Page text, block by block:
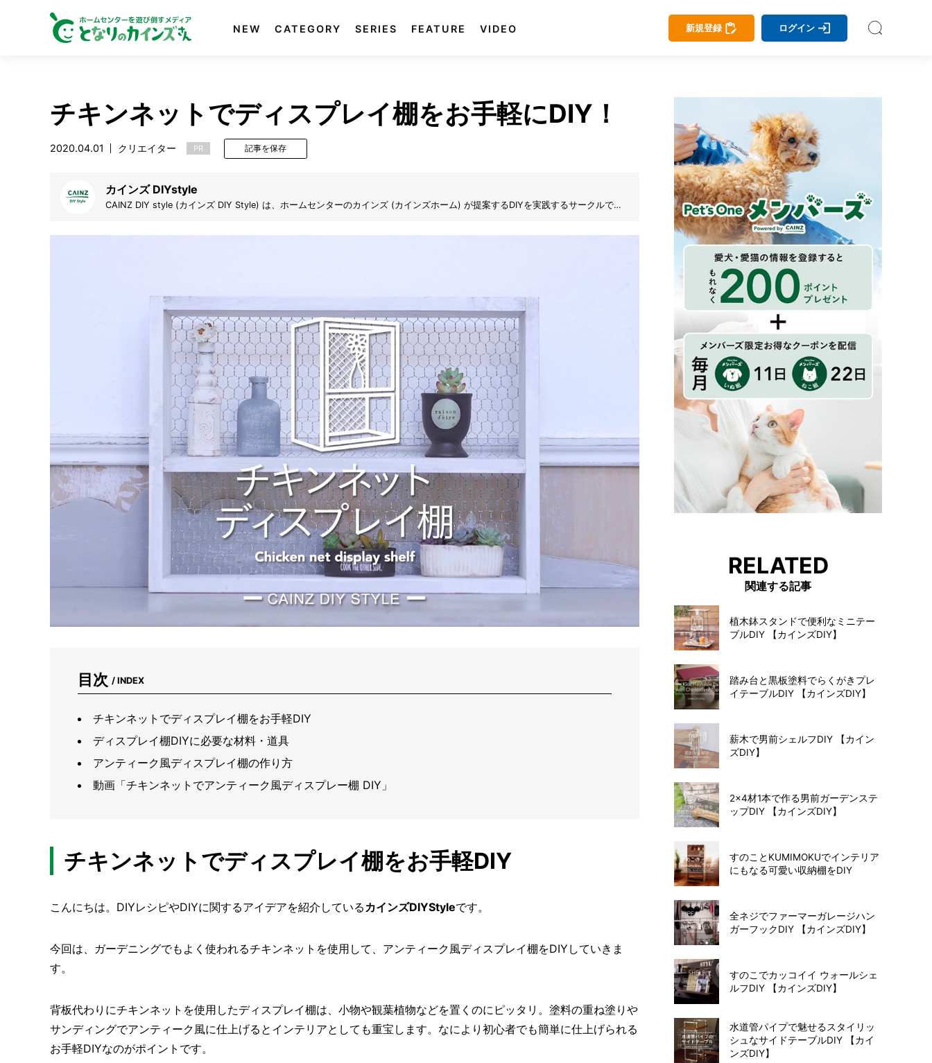
NEW CATEGORY SERIES FEATURE VIDEO 新規登録 ログイン
チキンネットでディスプレイ棚をお手軽にDIY！
2020.04.01 クリエイター PR 記事を保存
カインズ DIYstyle
CAINZ DIY style (カインズ DIY Style) は、ホームセンターのカインズ (カインズホーム) が提案するDIYを実践するサークルで
目次 / INDEX
チキンネットでディスプレイ棚をお手軽DIY
ディスプレイ棚DIYに必要な材料・道具
アンティーク風ディスプレイ棚の作り方
動画「チキンネットでアンティーク風ディスプレー棚 DIY」
チキンネットでディスプレイ棚をお手軽DIY
こんにちは。DIYレシピやDIYに関するアイデアを紹介しているカインズDIYStyleです。
今回は、ガーデニングでもよく使われるチキンネットを使用して、アンティーク風ディスプレイ棚をDIYしていきま
す。
背板代わりにチキンネットを使用したディスプレイ棚は、小物や観葉植物などを置くのにピッタリ。塗料の重ね塗りや
サンディングでアンティーク風に仕上げるとインテリアとしても重宝します。なにより初心者でも簡単に仕上げられる
お手軽DIYなのがポイントです。
RELATED
関連する記事
植木鉢スタンドで便利なミニテー
ブルDIY 【カインズDIY】
踏み台と黒板塗料でらくがきプレ
イテーブルDIY 【カインズDIY】
薪木で男前シェルフDIY 【カイン
ズDIY】
2×4材1本で作る男前ガーデンステ
ップDIY 【カインズDIY】
すのことKUMIMOKUでインテリア
にもなる可愛い収納棚をDIY
全ネジでファーマーガレージハン
ガーフックDIY 【カインズDIY】
すのこでカッコイイ ウォールシェ
ルフDIY 【カインズDIY】
水道管パイプで魅せるスタイリッ
シュなサイドテーブルDIY 【カイ
ンズDIY】